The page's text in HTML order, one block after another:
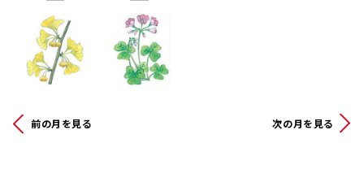
前の月を見る 次の月を見る